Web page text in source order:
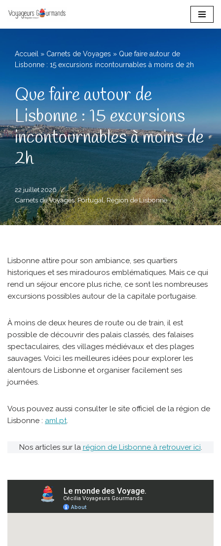
Aller
contenu
Accueil » Carnets de Voyages » Que faire autour de
Lisbonne : 15 excursions incontournables à moins de 2h
Que faire autour de
Lisbonne : 15 excursions
incontournables à moins de
2h
22 juillet 2026
Carnets de Voyages,Portugal,Région de Lisbonne
Lisbonne attire pour son ambiance, ses quartiers
historiques et ses miradouros emblématiques. Mais ce qui
rend un séjour encore plus riche, ce sont les nombreuses
excursions possibles autour de la capitale portugaise.
À moins de deux heures de route ou de train, il est
possible de découvrir des palais classés, des falaises
spectaculaires, des villages médiévaux et des plages
sauvages. Voici les meilleures idées pour explorer les
alentours de Lisbonne et organiser facilement ses
journées.
Vous pouvez aussi consulter le site officiel de la région de
Lisbonne : aml.pt.
Nos articles sur la région de Lisbonne à retrouver ici.